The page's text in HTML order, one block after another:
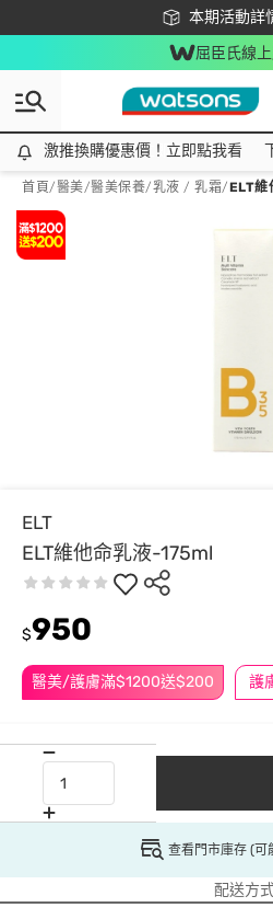
本期活動詳
下載app最高
屈臣氏線
激推換購優惠價！立即點我看
激推換購優惠價！立即點我看
首頁/醫美/醫美保養/乳液 / 乳霜/ELT維
ELT
ELT維他命乳液-175ml
醫美/護膚滿$1200送$200
$950
查看門市庫存 (可
配送方